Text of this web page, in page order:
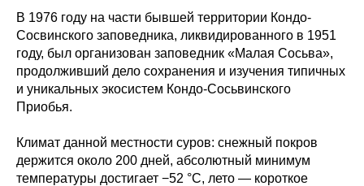
В 1976 году на части бывшей территории Кондо-
Сосвинского заповедника, ликвидированного в 1951
году, был организован заповедник «Малая Сосьва»,
продолживший дело сохранения и изучения типичных
и уникальных экосистем Кондо-Сосьвинского
Приобья.
Климат данной местности суров: снежный покров
держится около 200 дней, абсолютный минимум
температуры достигает −52 °C, лето — короткое